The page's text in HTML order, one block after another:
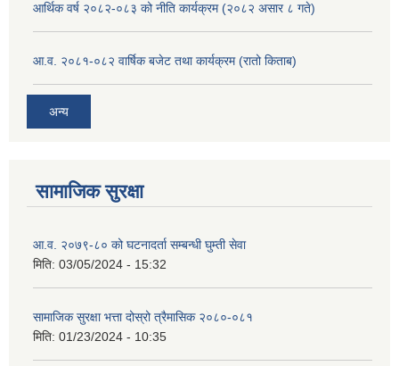
आर्थिक वर्ष २०८२-०८३ को नीति कार्यक्रम (२०८२ असार ८ गते)
आ.व. २०८१-०८२ वार्षिक बजेट तथा कार्यक्रम (रातो किताब)
अन्य
सामाजिक सुरक्षा
आ.व. २०७९-८० को घटनादर्ता सम्बन्धी घुम्ती सेवा
मिति: 03/05/2024 - 15:32
सामाजिक सुरक्षा भत्ता दोस्रो त्रैमासिक २०८०-०८१
मिति: 01/23/2024 - 10:35